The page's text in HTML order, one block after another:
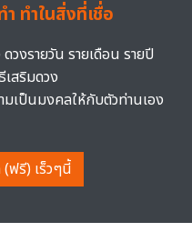
ทำในสิ่งที่เชื่อ
วงรายวัน รายเดือน รายปี
สริมดวง
มเป็นมงคลให้กับตัวท่านเอง
ฟรี) เร็วๆนี้